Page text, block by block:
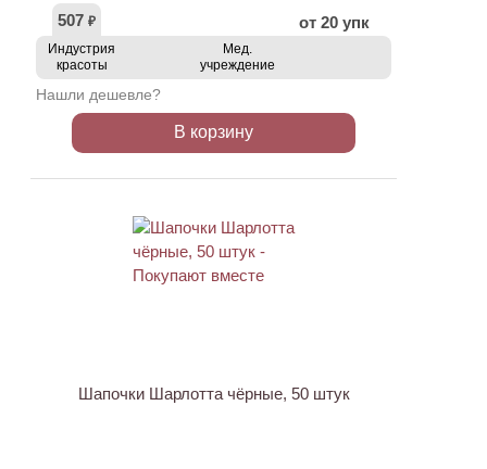
507 ₽ от 20 упк
Индустрия
красоты
Мед.
учреждение
Нашли дешевле?
В корзину
Шапочки Шарлотта чёрные, 50 штук